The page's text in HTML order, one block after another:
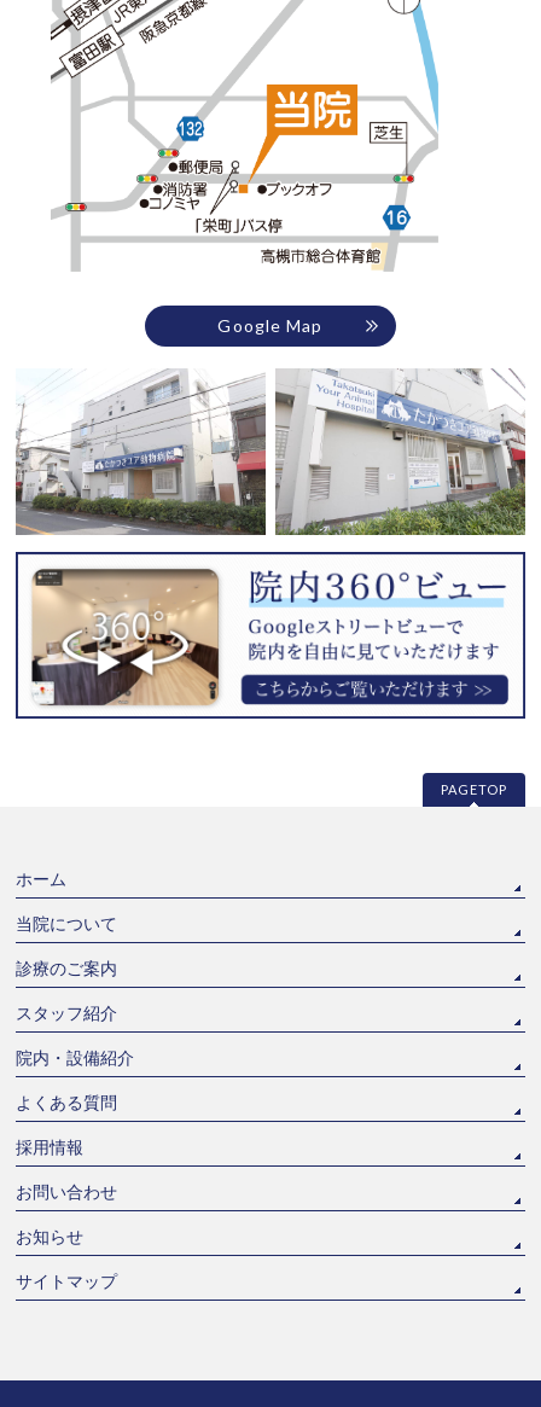
Google Map
PAGETOP
ホーム
当院について
診療のご案内
スタッフ紹介
院内・設備紹介
よくある質問
採用情報
お問い合わせ
お知らせ
サイトマップ